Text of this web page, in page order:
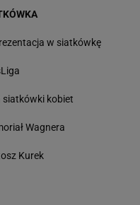
w siatkówkę
siatkówki kobiet
Wagnera
Kurek